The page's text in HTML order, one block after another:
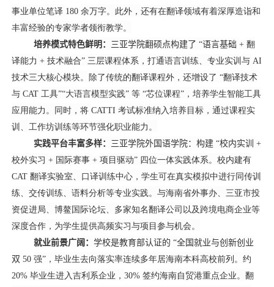
事业单位笔译 180余万字。此外，还有在翻译领域有着深厚造诣和
丰富经验的专家学者领衔教学。
培养模式特色鲜明 ： 三亚学院翻硕点构建了 “语言基础+翻
译能力+技术融合” 三层课程体系，打通语言训练、专业实训与AI
技术三大核心模块。除了传统的翻译课程外，还增设了 “翻译技术
与CAT工具”“大语言模型实践” 等 “芯位课程”，培养学生智能工具
应用能力。同时，将CATTI考试标准纳入培养目标，通过课程实
训、工作坊训练等环节强化职业能力。
实践平台丰富多样： 三亚学院外国语学院：构建 “校内实训+
校外实习+ 国际赛事+项目驱动” 四位一体实践体系。校内建有
CAT翻译实验室、口译训练中心，学生可在真实模拟中进行同传训
练、交传训练、语料分析等专业实践。与海南省外事办、三亚市投
资促进局、博鳌国际论坛、多家知名翻译公司以及跨境电商企业等
深度合作，为学生提供高频实习与项目参与机会。
就业前景广阔：学校是教育部认证的 “全国就业与创新创业
双50强”，毕业生去向落实率连续多年居海南本科高校前列。约
20%毕业生进入吉利系企业，30%签约海南自贸港重点企业。翻